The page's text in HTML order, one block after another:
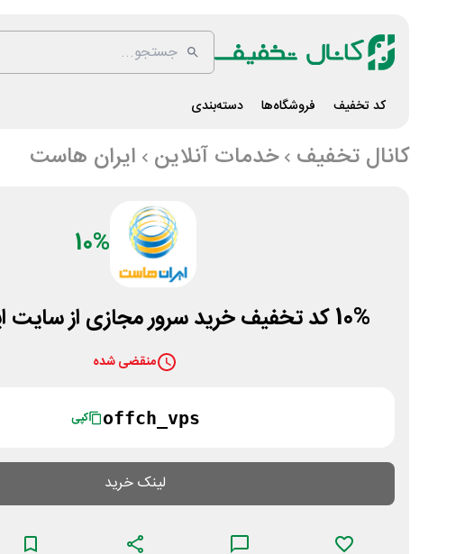
کد تخفیف فروشگاه‌ها دسته‌بندی
کانال تخفیف خدمات آنلاین ایران هاست
10%
10% کد تخفیف خرید سرور مجازی از سایت ایران هاست
منقضی شده
offch_vps کپی
لینک خرید